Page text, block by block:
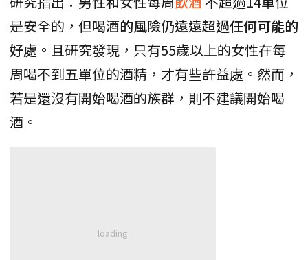
是安全的，但喝酒的風險仍遠遠超過任何可能的
好處 。且研究發現，只有55歲以上的女性在每
周喝不到五單位的酒精，才有些許益處。然而，
若是還沒有開始喝酒的族群，則不建議開始喝
酒。